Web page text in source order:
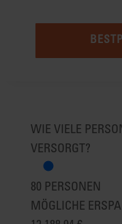
WIE VIELE
VERSORGT?
80 PERSONEN
MÖGLICHE